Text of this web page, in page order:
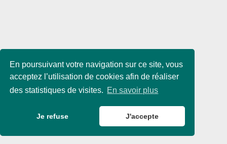
En poursuivant votre navigation sur ce site, vous
acceptez l’utilisation de cookies afin de réaliser
des statistiques de visites. En savoir plus
Je refuse J'accepte